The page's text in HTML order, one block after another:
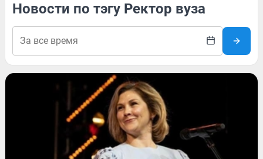
Новости по тэгу Ректор вуза